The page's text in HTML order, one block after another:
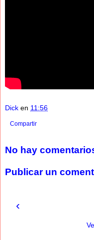
Dick en 11:56
Compartir
No hay
Publicar un
‹